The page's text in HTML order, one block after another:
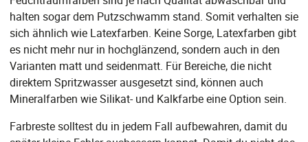
halten sogar dem Putzschwamm stand. Somit verhalten sie
sich ähnlich wie Latexfarben. Keine Sorge, Latexfarben gibt
es nicht mehr nur in hochglänzend, sondern auch in den
Varianten matt und seidenmatt. Für Bereiche, die nicht
direktem Spritzwasser ausgesetzt sind, können auch
Mineralfarben wie Silikat- und Kalkfarbe eine Option sein.
Farbreste solltest du in jedem Fall aufbewahren, damit du